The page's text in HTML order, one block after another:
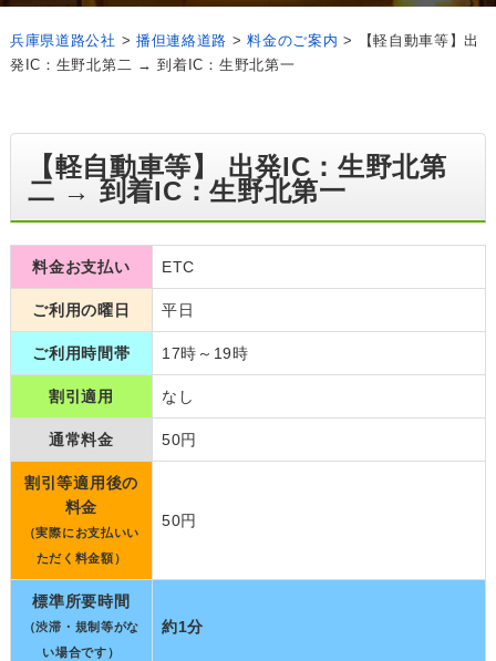
兵庫県道路公社 > 播但連絡道路 >料金のご案内 >
【軽自動車等】出
発IC：生野北第二 → 到着IC：生野北第一
【軽自動車等】 出発IC：生野北第
二 → 到着IC：生野北第一
料金お支払い ETC
ご利用の曜日 平日
ご利用時間帯 17時～19時
割引適用 なし
通常料金 50円
割引等適用後の
料金
（実際にお支払いい
ただく料金額）
50円
標準所要時間
（渋滞・規制等がな
い場合です）
約1分